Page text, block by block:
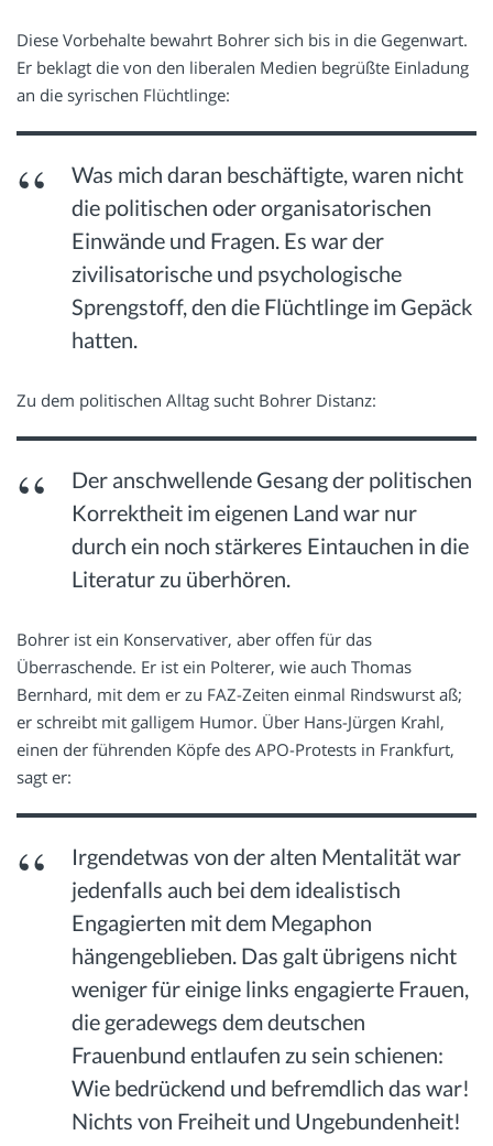
Diese Vorbehalte bewahrt Bohrer sich bis in die Gegenwart.
Er beklagt die von den liberalen Medien begrüßte Einladung
an die syrischen Flüchtlinge:
Was mich daran beschäftigte, waren nicht
die politischen oder organisatorischen
Einwände und Fragen. Es war der
zivilisatorische und psychologische
Sprengstoff, den die Flüchtlinge im Gepäck
hatten.
Zu dem politischen Alltag sucht Bohrer Distanz:
Der anschwellende Gesang der politischen
Korrektheit im eigenen Land war nur
durch ein noch stärkeres Eintauchen in die
Literatur zu überhören.
Bohrer ist ein Konservativer, aber offen für das
Überraschende. Er ist ein Polterer, wie auch Thomas
Bernhard, mit dem er zu FAZ-Zeiten einmal Rindswurst aß;
er schreibt mit galligem Humor. Über Hans-Jürgen Krahl,
einen der führenden Köpfe des APO-Protests in Frankfurt,
sagt er:
Irgendetwas von der alten Mentalität war
jedenfalls auch bei dem idealistisch
Engagierten mit dem Megaphon
hängengeblieben. Das galt übrigens nicht
weniger für einige links engagierte Frauen,
die geradewegs dem deutschen
Frauenbund entlaufen zu sein schienen:
Wie bedrückend und befremdlich das war!
Nichts von Freiheit und Ungebundenheit!